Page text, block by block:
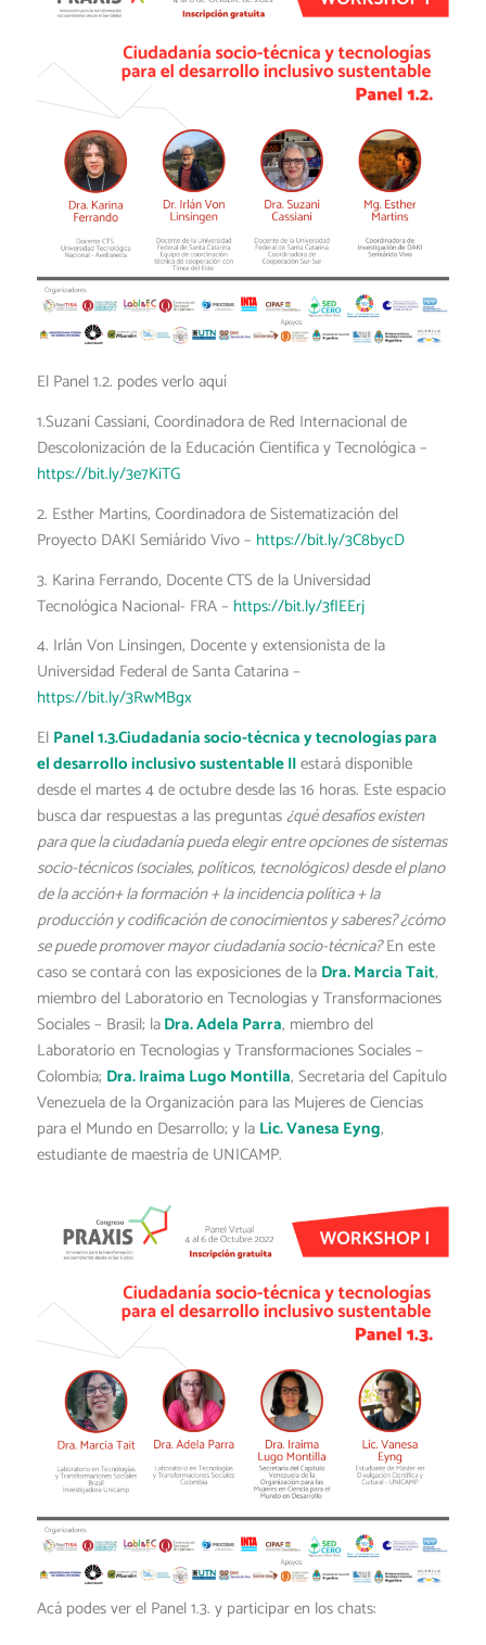
El Panel 1.2. podes verlo aquí
1.Suzani Cassiani, Coordinadora de Red Internacional de
Descolonización de la Educación Cientifica y Tecnológica –
https://bit.ly/3e7KiTG
2. Esther Martins, Coordinadora de Sistematización del
Proyecto DAKI Semiárido Vivo – https://bit.ly/3C8bycD
3. Karina Ferrando, Docente CTS de la Universidad
Tecnológica Nacional- FRA – https://bit.ly/3fIEErj
4. Irlán Von Linsingen, Docente y extensionista de la
Universidad Federal de Santa Catarina –
https://bit.ly/3RwMBgx
El Panel 1.3.Ciudadanía socio-técnica y tecnologías para
el desarrollo inclusivo sustentable IIestará disponible
desde el martes 4 de octubre desde las 16 horas. Este espacio
busca dar respuestas a las preguntas¿qué desafíos existen
para que la ciudadanía pueda elegir entre opciones de sistemas
socio-técnicos (sociales, políticos, tecnológicos) desde el plano
de la acción+ la formación + la incidencia política + la
producción y codificación de conocimientos y saberes? ¿cómo
se puede promover mayor ciudadanía socio-técnica?En este
caso se contará con las exposiciones de la Dra. Marcia Tait,
miembro del Laboratorio en Tecnologias y Transformaciones
Sociales – Brasil; laDra. Adela Parra, miembro del
Laboratorio en Tecnologias y Transformaciones Sociales –
Colombia; Dra. Iraima Lugo Montilla, Secretaria del Capítulo
Venezuela de la Organización para las Mujeres de Ciencias
para el Mundo en Desarrollo; y la Lic. Vanesa Eyng,
estudiante de maestría de UNICAMP.
Acá podes ver el Panel 1.3. y participar en los chats: